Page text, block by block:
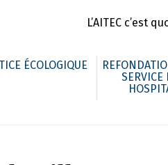
L’AITEC c’est
ÉCOLOGIQUE
SERVICE